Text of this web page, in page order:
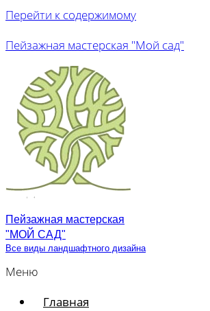
Перейти к содержимому
Пейзажная мастерская "Мой сад"
Пейзажная мастерская
"МОЙ САД"
Все виды ландшафтного дизайна
Меню
Главная